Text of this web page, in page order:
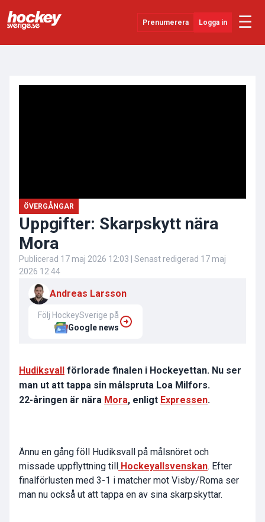
Prenumerera Logga in ☰
ÖVERGÅNGAR
Uppgifter: Skarpskytt nära
Mora
Publicerad 17 maj 2026 12:03 | Senast redigerad 17 maj
2026 12:44
Andreas Larsson
Följ HockeySverige på
Google news
Hudiksvall
förlorade finalen i Hockeyettan. Nu ser
man ut att tappa sin målspruta Loa Milfors.
22-åringen är nära Mora, enligt Expressen.
Ännu en gång föll Hudiksvall på målsnöret och
missade uppflyttning till
Hockeyallsvenskan. Efter
finalförlusten med 3-1 i matcher mot Visby/Roma ser
man nu också ut att tappa en av sina skarpskyttar.